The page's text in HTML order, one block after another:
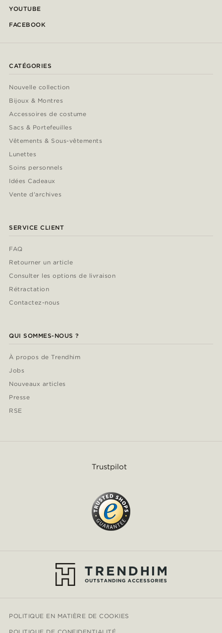
YOUTUBE
FACEBOOK
CATÉGORIES
Nouvelle collection
Bijoux & Montres
Accessoires de costume
Sacs & Portefeuilles
Vêtements & Sous-vêtements
Lunettes
Soins personnels
Idées Cadeaux
Vente d'archives
SERVICE CLIENT
FAQ
Retourner un article
Consulter les options de livraison
Rétractation
Contactez-nous
QUI SOMMES-NOUS ?
À propos de Trendhim
Jobs
Nouveaux articles
Presse
RSE
Trustpilot
POLITIQUE EN MATIÈRE DE COOKIES